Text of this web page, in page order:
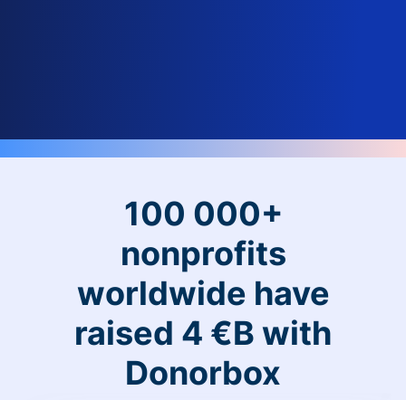
100 000+
nonprofits
worldwide have
raised 4 €B with
Donorbox